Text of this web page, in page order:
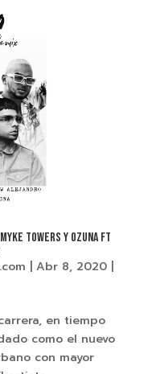
TOWERS Y OZUNA FT
Abr 8, 2020|
en tiempo
como el nuevo
con mayor